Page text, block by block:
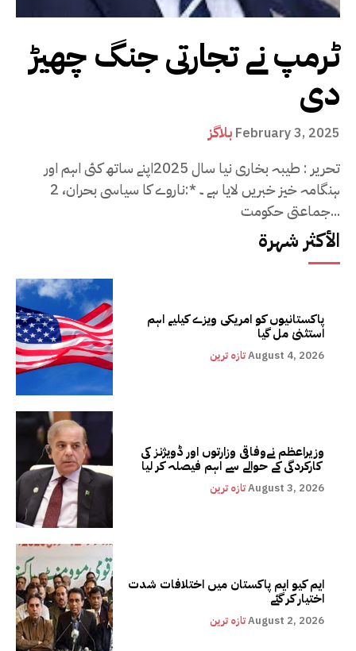
ٹرمپ نے تجارتی جنگ چھیڑ
دی
بلاگز February 3, 2025
تحریر : طیبہ بخاری نیا سال 2025اپنے ساتھ کئی اہم اور
ہنگامہ خیز خبریں لایا ہے ۔ ٭:ناروے کا سیاسی بحران، 2
جماعتی حکومت...
الأكثر شهرة
پاکستانیوں کو امریکی ویزے کیلیے اہم
استثنیٰ مل گیا
تازہ ترینAugust 4, 2026
وزیراعظم نےوفاقی وزارتوں اور ڈویژنز کی
کارکردگی کے حوالے سے اہم فیصلہ کر لیا
تازہ ترینAugust 3, 2026
ایم کیو ایم پاکستان میں اختلافات شدت
اختیار کر گئے
تازہ ترینAugust 2, 2026